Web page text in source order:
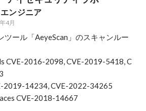
ンジニア
4月
ツール「AeyeScan」のスキャンルー
CVE-2016-2098, CVE-2019-5418, C
2019-14234, CVE-2022-34265
CVE-2018-14667